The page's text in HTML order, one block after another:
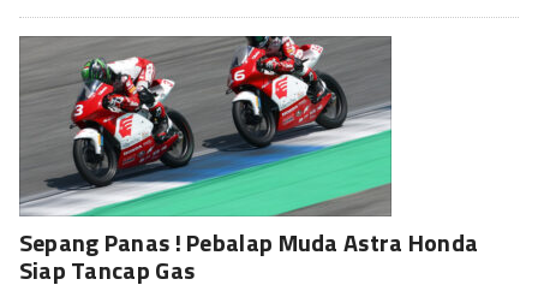
Sepang Panas ! Pebalap Muda Astra Honda
Siap Tancap Gas